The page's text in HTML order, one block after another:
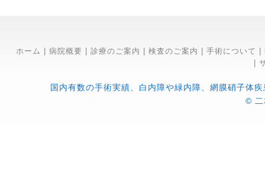
ホーム 病院概要 診療のご案内 検査のご案内 手術について
国内有数の手術実績、白内障や緑内障、網膜硝子体
© 二